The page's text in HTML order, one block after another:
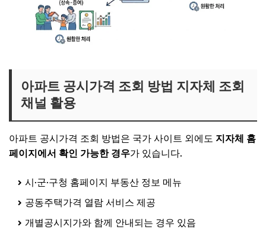
아파트 공시가격 조회 방법 지자체 조회
채널 활용
아파트 공시가격 조회 방법은 국가 사이트 외에도 지자체 홈
페이지에서 확인 가능한 경우가 있습니다.
시·군·구청 홈페이지 부동산 정보 메뉴
공동주택가격 열람 서비스 제공
개별공시지가와 함께 안내되는 경우 있음